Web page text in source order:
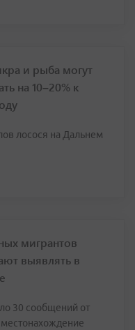
и рыба могут
на 10–20% к
лосося на Дальнем
мигрантов
выявлять в
30 сообщений от